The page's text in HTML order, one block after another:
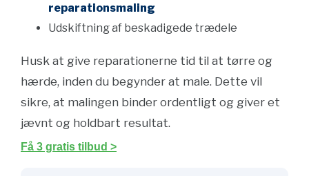
reparationsmaling
Udskiftning af beskadigede trædele
Husk at give reparationerne tid til at tørre og
hærde, inden du begynder at male. Dette vil
sikre, at malingen binder ordentligt og giver et
jævnt og holdbart resultat.
Få 3 gratis tilbud >